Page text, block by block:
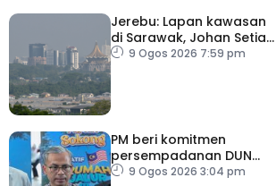
Jerebu: Lapan kawasan
di Sarawak, Johan Setia
di Selangor catat IPU
9 Ogos 2026 7:59 pm
PM beri komitmen
persempadanan DUN
Sarawak, minta laporan
9 Ogos 2026 3:04 pm